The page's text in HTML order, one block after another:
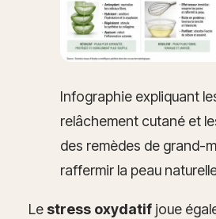
Infographie expliquant
relâchement cutané et
des remèdes de grand-
raffermir la peau
Le stress oxydatif joue